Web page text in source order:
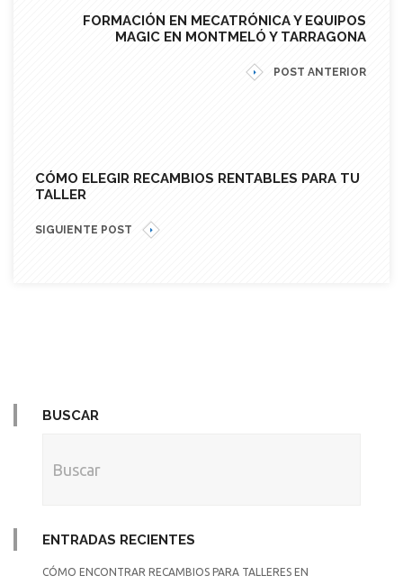
FORMACIÓN EN MECATRÓNICA Y EQUIPOS
MAGIC EN MONTMELÓ Y TARRAGONA
POST ANTERIOR
CÓMO ELEGIR RECAMBIOS RENTABLES PARA TU
TALLER
SIGUIENTE POST
BUSCAR
ENTRADAS RECIENTES
CÓMO ENCONTRAR RECAMBIOS PARA TALLERES EN